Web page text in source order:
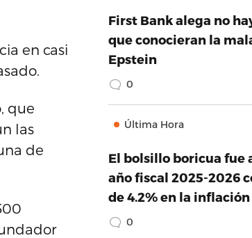
en casi
que
las
de
First Bank alega no
que conocieran la
Epstein
0
Última Hora
El bolsillo boricua fue
año fiscal 2025-2026
de 4.2% en la inflación
0